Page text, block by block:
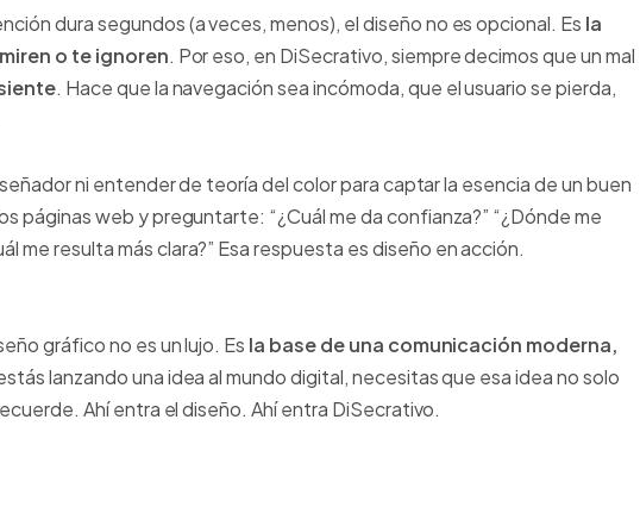
dura segundos (a veces, menos), el diseño no es opcional. Es la
o te ignoren. Por eso, en DiSecrativo, siempre decimos que un mal
. Hace que la navegación sea incómoda, que el usuario se pierda,
ni entender de teoría del color para captar la esencia de un buen
páginas web y preguntarte: “¿Cuál me da confianza?” “¿Dónde me
me resulta más clara?” Esa respuesta es diseño en acción.
gráfico no es un lujo. Es la base de una comunicación moderna,
lanzando una idea al mundo digital, necesitas que esa idea no solo
Ahí entra el diseño. Ahí entra DiSecrativo.